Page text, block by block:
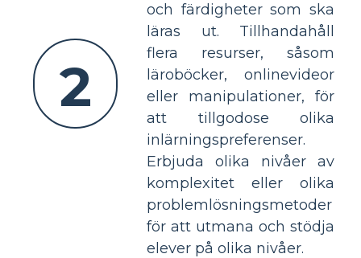
2
och färdigheter som ska
läras ut. Tillhandahåll
flera resurser, såsom
läroböcker, onlinevideor
eller manipulationer, för
att tillgodose olika
inlärningspreferenser.
Erbjuda olika nivåer av
komplexitet eller olika
problemlösningsmetoder
för att utmana och stödja
elever på olika nivåer.